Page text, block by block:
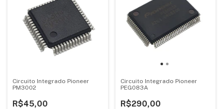
Circuito Integrado Pioneer
PM3002
R$45,00
Circuito Integrado Pioneer
PEG083A
R$290,00